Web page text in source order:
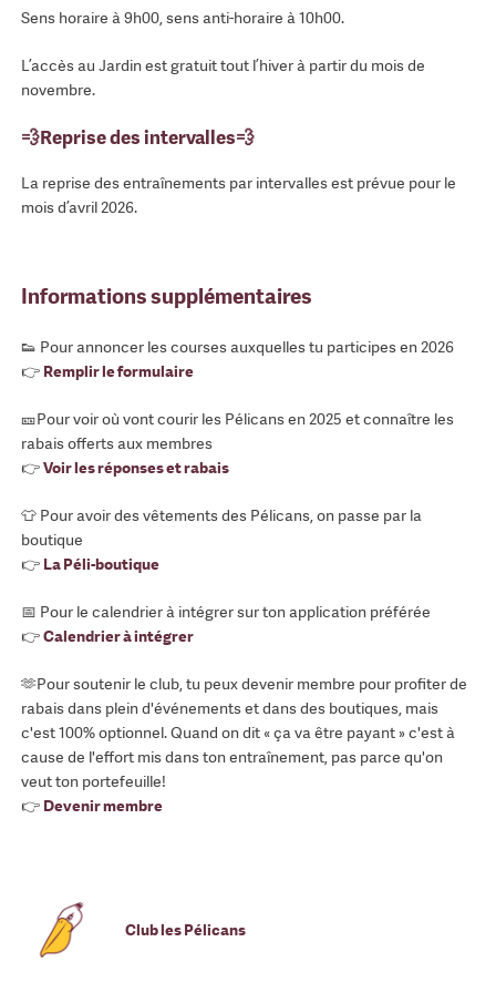
Sens horaire à 9h00, sens anti-horaire à 10h00.
L’accès au Jardin est gratuit tout l’hiver à partir du mois de
novembre.
💨Reprise des intervalles💨
La reprise des entraînements par intervalles est prévue pour le
mois d’avril 2026.
Informations supplémentaires
👟 Pour annoncer les courses auxquelles tu participes en 2026
👉 Remplir le formulaire
🎫Pour voir où vont courir les Pélicans en 2025 et connaître les
rabais offerts aux membres
👉Voir les réponses et rabais
👕 Pour avoir des vêtements des Pélicans, on passe par la
boutique
👉 La Péli-boutique
📅 Pour le calendrier à intégrer sur ton application préférée
👉Calendrier à intégrer
🫶Pour soutenir le club, tu peux devenir membre pour profiter de
rabais dans plein d'événements et dans des boutiques, mais
c'est 100% optionnel. Quand on dit « ça va être payant » c'est à
cause de l'effort mis dans ton entraînement, pas parce qu'on
veut ton portefeuille!
👉 Devenir membre
Club les Pélicans